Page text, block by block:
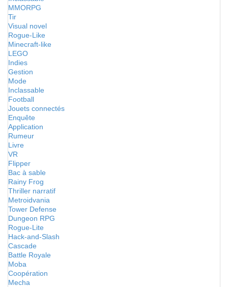
MMORPG
Tir
Visual novel
Rogue-Like
Minecraft-like
LEGO
Indies
Gestion
Mode
Inclassable
Football
Jouets connectés
Enquête
Application
Rumeur
Livre
VR
Flipper
Bac à sable
Rainy Frog
Thriller narratif
Metroidvania
Tower Defense
Dungeon RPG
Rogue-Lite
Hack-and-Slash
Cascade
Battle Royale
Moba
Coopération
Mecha